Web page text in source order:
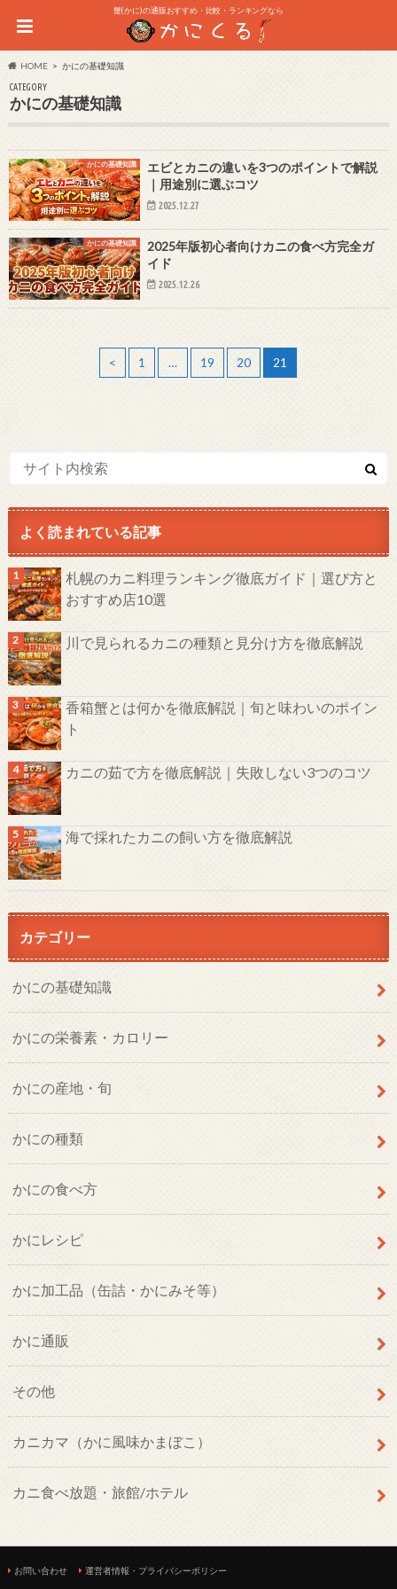
蟹(かに)の通販おすすめ・比較・ランキングなら
HOME かにの基礎知識
CATEGORY
かにの基礎知識
かにの基礎知識
エビとカニの違いを3つのポイントで解説
｜用途別に選ぶコツ
2025.12.27
かにの基礎知識
2025年版初心者向けカニの食べ方完全ガ
イド
2025.12.26
< 1 … 19 20 21
よく読まれている記事
札幌のカニ料理ランキング徹底ガイド｜選び方と
おすすめ店10選
川で見られるカニの種類と見分け方を徹底解説
香箱蟹とは何かを徹底解説｜旬と味わいのポイン
ト
カニの茹で方を徹底解説｜失敗しない3つのコツ
海で採れたカニの飼い方を徹底解説
カテゴリー
かにの基礎知識
かにの栄養素・カロリー
かにの産地・旬
かにの種類
かにの食べ方
かにレシピ
かに加工品（缶詰・かにみそ等）
かに通販
その他
カニカマ（かに風味かまぼこ）
カニ食べ放題・旅館/ホテル
お問い合わせ 運営者情報・プライバシーポリシー